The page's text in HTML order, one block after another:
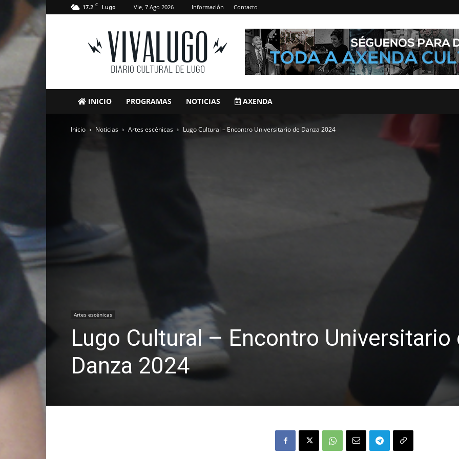
17.2 C Lugo Vie, 7 Ago 2026 Información Contacto
VivaLugo
INICIO PROGRAMAS NOTICIAS AXENDA
Inicio Noticias Artes escénicas Lugo Cultural – Encontro Universitario de Danza 2024
Artes escénicas
Lugo Cultural – Encontro Universitario
Danza 2024